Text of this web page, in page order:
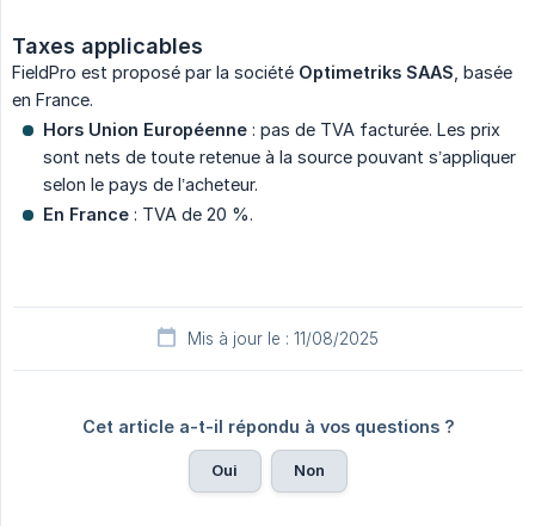
Taxes applicables
FieldPro est proposé par la société Optimetriks SAAS , basée
en France.
Hors Union Européenne : pas de TVA facturée. Les prix
sont nets de toute retenue à la source pouvant s’appliquer
selon le pays de l’acheteur.
En France : TVA de 20 %.
Mis à jour le : 11/08/2025
Cet article a-t-il répondu à vos questions ?
Oui Non